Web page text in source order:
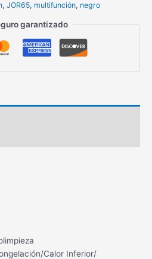
, JOR65, multifunción, negro
garantizado
Calor Inferior/